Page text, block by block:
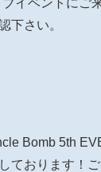
イベントにご
下さい。
Bomb 5th
ております！